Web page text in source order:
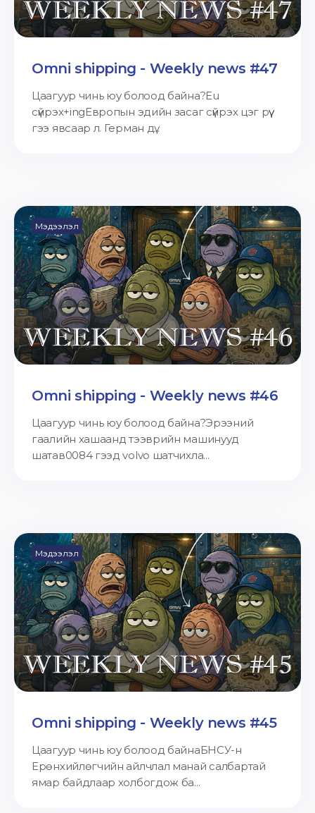
Omni shipping - Weekly news #47
Цаагуур чинь юу болоод байна?Eu
сүйрэх+ingЕвропын эдийн засаг сүйрэх цэг рүү
гээ явсаар л. Герман дү...
Мэдээлэл
Omni shipping - Weekly news #46
Цаагуур чинь юу болоод байна?Эрээний
гаалийн хашаанд тээврийн машинууд
шатав0084 гээд volvo шатчихла...
Мэдээлэл
Omni shipping - Weekly news #45
Цаагуур чинь юу болоод байнаБНСУ-н
Ерөнхийлөгчийн айлчлал манай салбартай
ямар байдлаар холбогдож ба...